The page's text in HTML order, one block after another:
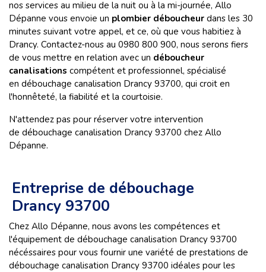
nos services au milieu de la nuit ou à la mi-journée, Allo
Dépanne vous envoie un plombier déboucheur dans les 30
minutes suivant votre appel, et ce, où que vous habitiez à
Drancy. Contactez-nous au 0980 800 900, nous serons fiers
de vous mettre en relation avec un déboucheur
canalisations compétent et professionnel, spécialisé
en débouchage canalisation Drancy 93700, qui croit en
l'honnêteté, la fiabilité et la courtoisie.
N'attendez pas pour réserver votre intervention
de débouchage canalisation Drancy 93700 chez Allo
Dépanne.
Entreprise de débouchage
Drancy 93700
Chez Allo Dépanne, nous avons les compétences et
l'équipement de débouchage canalisation Drancy 93700
nécéssaires pour vous fournir une variété de prestations de
débouchage canalisation Drancy 93700 idéales pour les